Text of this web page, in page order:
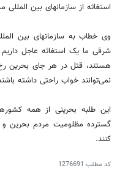
استغاثه از سازمانهای بین
وی خطاب به سازمانهای بین
شرقی ما یک استغاثه عاجل
هستند، قتل در هر جای بحرین
نمی‌توانند خواب راحتی داشته
این طلبه بحرینی از همه
گسترده مظلومیت مردم بحرین
کنند.
کد مطلب 1276691